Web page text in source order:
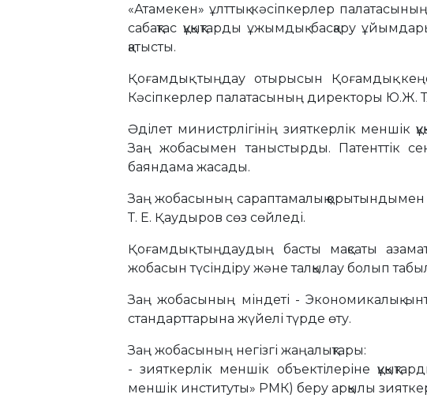
«Атамекен» ұлттық кәсіпкерлер
сабақтас құқықтарды ұжымдық басқару
қатысты.
Қоғамдық тыңдау отырысын Қоғамдық
Кәсіпкерлер палатасының директоры Ю.Ж.
Әділет министрлігінің зияткерлік
Заң жобасымен таныстырды. Патенттік
баяндама жасады.
Заң жобасының сараптамалық қорытындымен
Т. Е. Қаудыров сөз сөйледі.
Қоғамдық тыңдаудың басты мақсаты
жобасын түсіндіру және талқылау болып
Заң жобасының міндеті - Экономикалық
стандарттарына жүйелі түрде өту.
Заң жобасының негізгі жаңалықтары:
- зияткерлік меншік объектілеріне
меншік институты» РМК) беру арқылы